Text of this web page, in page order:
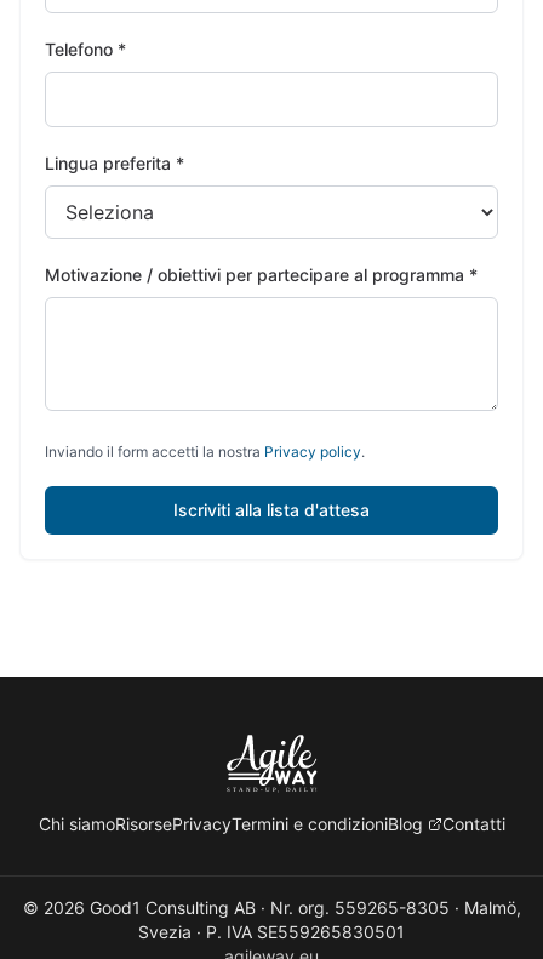
Telefono *
Lingua preferita *
Motivazione / obiettivi per partecipare al programma *
Inviando il form accetti la nostra Privacy policy.
Iscriviti alla lista d'attesa
Chi siamoRisorsePrivacyTermini e condizioniBlog Contatti
© 2026 Good1 Consulting AB · Nr. org. 559265-8305 · Malmö,
Svezia · P. IVA SE559265830501